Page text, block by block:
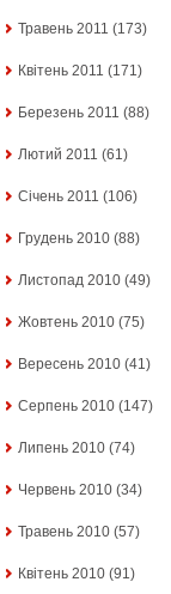
Травень 2011 (173)
Квітень 2011 (171)
Березень 2011 (88)
Лютий 2011 (61)
Січень 2011 (106)
Грудень 2010 (88)
Листопад 2010 (49)
Жовтень 2010 (75)
Вересень 2010 (41)
Серпень 2010 (147)
Липень 2010 (74)
Червень 2010 (34)
Травень 2010 (57)
Квітень 2010 (91)